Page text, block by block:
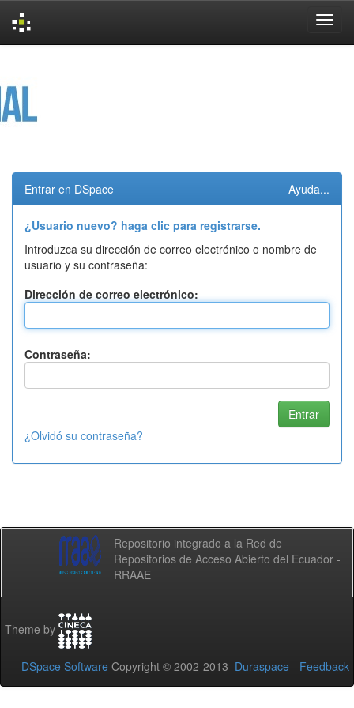
Entrar en DSpace Ayuda...
¿Usuario nuevo? haga clic para registrarse.
Introduzca su dirección de correo electrónico o nombre de
usuario y su contraseña:
Dirección de correo electrónico:
Contraseña:
¿Olvidó su contraseña?
Repositorio integrado a la Red de
Repositorios de Acceso Abierto del Ecuador -
RRAAE
Theme by
DSpace Software Copyright © 2002-2013 Duraspace - Feedback